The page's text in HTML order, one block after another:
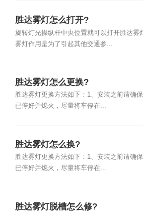
胜达雾灯怎么打开?
旋转灯光操纵杆中央位置就可以打开胜达雾
雾灯作用是为了引起其他交通参...
胜达雾灯怎么更换?
胜达雾灯更换方法如下：1、安装之前请确
已停好并熄火，尽量将车停在...
胜达雾灯怎么换?
胜达雾灯更换方法如下：1、安装之前请确
已停好并熄火，尽量将车停在...
胜达雾灯脱槽怎么修?